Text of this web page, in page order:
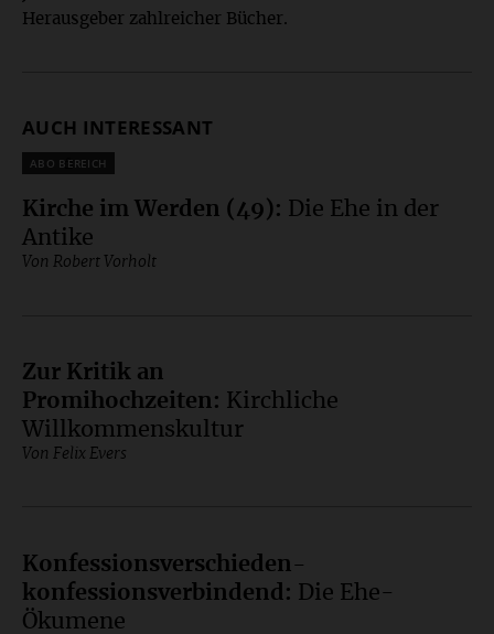
Herausgeber zahlreicher Bücher.
AUCH INTERESSANT
Plus
Kirche im Werden (49): Die Ehe in der
Antike
Von Robert Vorholt
Zur Kritik an
Promihochzeiten : Kirchliche
Willkommenskultur
Von Felix Evers
Konfessionsverschieden-
konfessionsverbindend :
Die Ehe-
Ökumene